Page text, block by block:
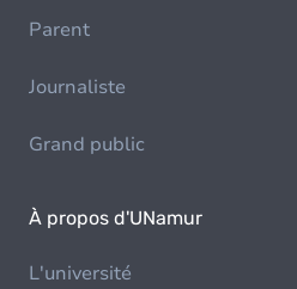
Parent
Journaliste
Grand public
À propos d'UNamur
L'université